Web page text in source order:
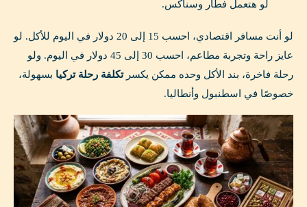
لو هتعمل فطار وسناكس.
لو أنت مسافر اقتصادي، احسب 15 إلى 20 دولار في اليوم للأكل. لو
عايز راحة وتجربة مطاعم، احسب 30 إلى 45 دولار في اليوم. ولو
رحلة فاخرة، بند الأكل وحده ممكن يكسرتكلفة رحلة تركيا بسهولة،
خصوصًا في اسطنبول وأنطاليا.